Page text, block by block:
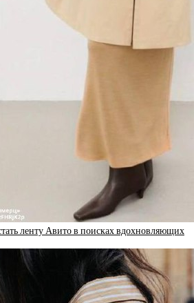
ленту Авито в поисках вдохновляющих